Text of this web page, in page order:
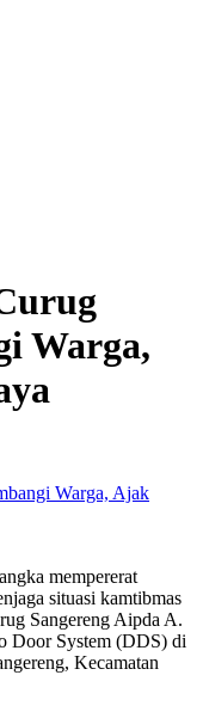
Warga,
mempererat
situasi kamtibmas
Sangereng Aipda A.
Door System (DDS) di
Kecamatan